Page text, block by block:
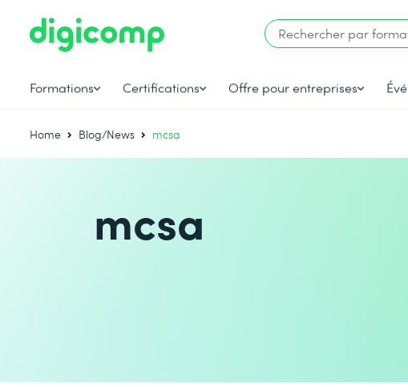
Formations Certifications Offre pour entreprises
Home Blog/News mcsa
mcsa